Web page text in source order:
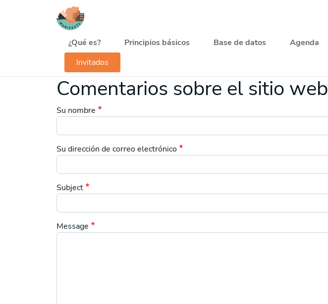
Pasar al contenido principal
Navegación principal
¿Qué es? Principios básicos Base de datos Agenda
Invitados
Comentarios sobre el sitio web
Su nombre
Su dirección de correo electrónico
Subject
Message